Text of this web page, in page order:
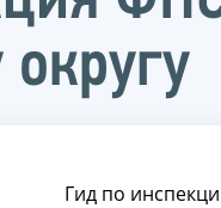
Гид по